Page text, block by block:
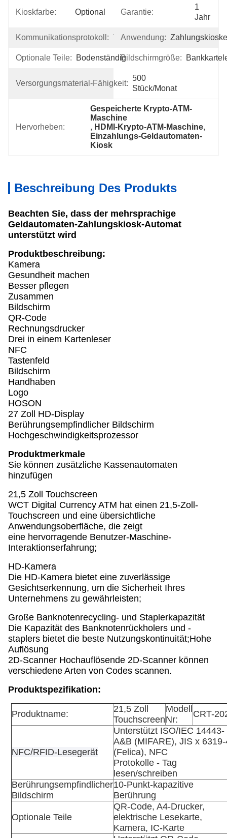
Kioskfarbe: Optional Garantie:
1
Jahr
Kommunikationsprotokoll: TCP/IP
Anwendung: Zahlungskioske
Optionale Teile: BodenständigBildschirmgröße:
Versorgungsmaterial-Fähigkeit:
500
Stück/Monat
Hervorheben:
Gespeicherte Krypto-ATM-
Maschine
, HDMI-Krypto-ATM-Maschine,
Einzahlungs-Geldautomaten-
Kiosk
Beschreibung Des Produkts
Beachten Sie, dass der mehrsprachige
Geldautomaten-Zahlungskiosk-Automat
unterstützt wird
Produktbeschreibung:
Kamera
Gesundheit machen
Besser pflegen
Zusammen
Bildschirm
QR-Code
Rechnungsdrucker
Drei in einem Kartenleser
NFC
Tastenfeld
Bildschirm
Handhaben
Logo
HOSON
27 Zoll HD-Display
Berührungsempfindlicher Bildschirm
Hochgeschwindigkeitsprozessor
Produktmerkmale
Sie können zusätzliche Kassenautomaten
hinzufügen
21,5 Zoll Touchscreen
WCT Digital Currency ATM hat einen 21,5-Zoll-
Touchscreen und eine übersichtliche
Anwendungsoberfläche, die zeigt
eine hervorragende Benutzer-Maschine-
Interaktionserfahrung;
HD-Kamera
Die HD-Kamera bietet eine zuverlässige
Gesichtserkennung, um die Sicherheit Ihres
Unternehmens zu gewährleisten;
Große Banknotenrecycling- und Staplerkapazität
Die Kapazität des Banknotenrückholers und -
staplers bietet die beste Nutzungskontinuität;Hohe
Auflösung
2D-Scanner Hochauflösende 2D-Scanner können
verschiedene Arten von Codes scannen.
Produktspezifikation:
Produktname:
21,5 Zoll
Touchscreen
Modell
Nr:
CRT-
NFC/RFID-Lesegerät
Unterstützt ISO/IEC 14443-
A&B (MIFARE), JIS x
(Felica), NFC
Protokolle - Tag
lesen/schreiben
Berührungsempfindlicher
Bildschirm
10-Punkt-kapazitive
Berührung
Optionale Teile
QR-Code, A4-Drucker,
elektrische Lesekarte,
Kamera, IC-Karte